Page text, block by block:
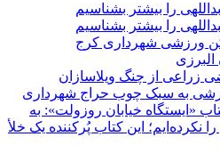
را بیشتر بشناسیم
را بیشتر بشناسیم
ورزشی شهرداری کرج
به سبک چوب حراج شهرداری
«ایستگاه خیابان روزولت»: به
نکرده‌ایم؛ این کتاب پُرکننده‌ یک خلأ